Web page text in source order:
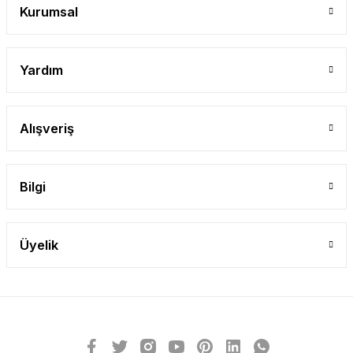
Kurumsal
Yardım
Alışveriş
Bilgi
Üyelik